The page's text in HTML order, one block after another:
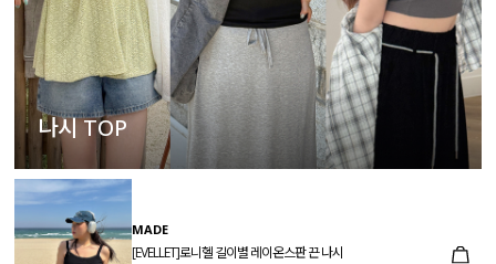
나시 TOP
MADE
[EVELLET]로니헬 길이별 레이온스판 끈 나시